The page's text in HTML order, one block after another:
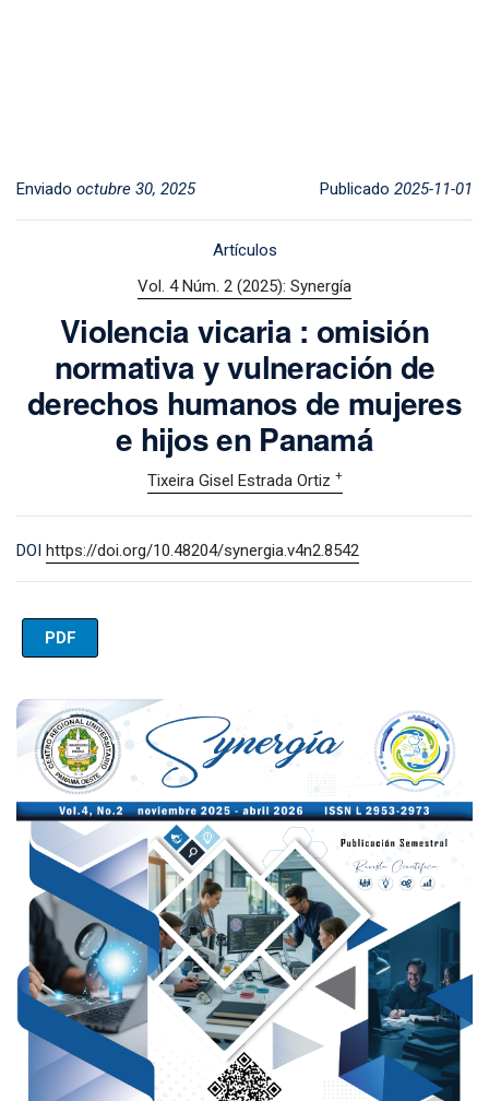
Enviado octubre 30, 2025 Publicado 2025-11-01
Artículos
Vol. 4 Núm. 2 (2025): Synergía
Violencia vicaria : omisión
normativa y vulneración de
derechos humanos de mujeres
e hijos en Panamá
Tixeira Gisel Estrada Ortiz +
DOI https://doi.org/10.48204/synergia.v4n2.8542
PDF
Imagen de portada